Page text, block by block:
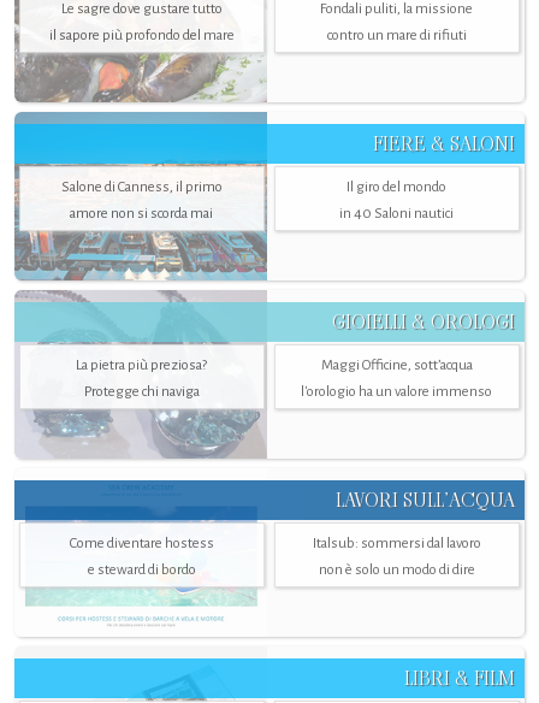
Le sagre dove gustare tutto
il sapore più profondo del mare
Fondali puliti, la missione
contro un mare di rifiuti
FIERE & SALONI
Salone di Canness, il primo
amore non si scorda mai
Il giro del mondo
in 40 Saloni nautici
GIOIELLI & OROLOGI
La pietra più preziosa?
Protegge chi naviga
Maggi Officine, sott’acqua
l'orologio ha un valore immenso
LAVORI SULL’ACQUA
Come diventare hostess
e steward di bordo
Italsub: sommersi dal lavoro
non è solo un modo di dire
LIBRI & FILM